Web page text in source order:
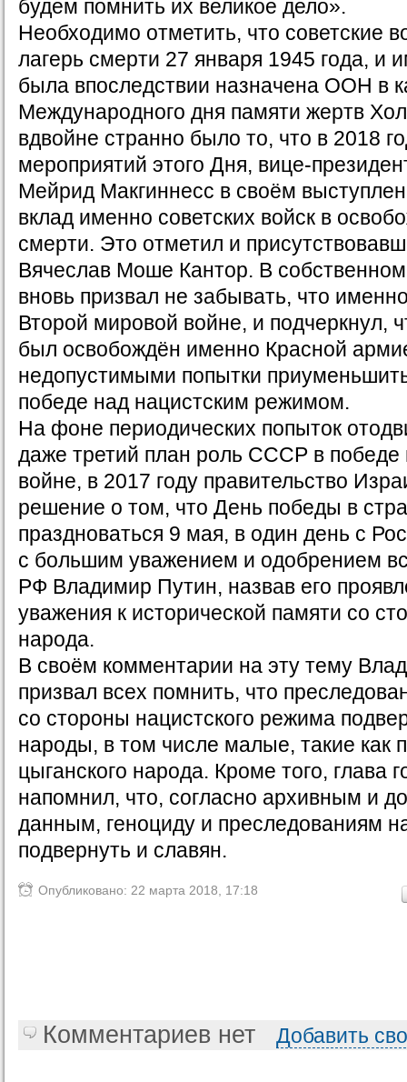
будем помнить их великое дело».
Необходимо отметить, что советские
лагерь смерти 27 января 1945 года, и
была впоследствии назначена ООН в
Международного дня памяти жертв
вдвойне странно было то, что в 2018
мероприятий этого Дня, вице-
Мейрид Макгиннесс в своём
вклад именно советских войск в
смерти. Это отметил и
Вячеслав Моше Кантор. В
вновь призвал не забывать, что
Второй мировой войне, и подчеркнул,
был освобождён именно Красной
недопустимыми попытки
победе над нацистским режимом.
На фоне периодических попыток
даже третий план роль СССР в победе
войне, в 2017 году правительство
решение о том, что День победы в
праздноваться 9 мая, в один день с
с большим уважением и одобрением
РФ Владимир Путин, назвав его
уважения к исторической памяти со
народа.
В своём комментарии на эту тему
призвал всех помнить, что
со стороны нацистского режима
народы, в том числе малые, такие как
цыганского народа. Кроме того, глава
напомнил, что, согласно архивным и
данным, геноциду и преследованиям
подвернуть и славян.
Опубликовано: 22 марта 2018, 17:18
Комментариев нет Добавить